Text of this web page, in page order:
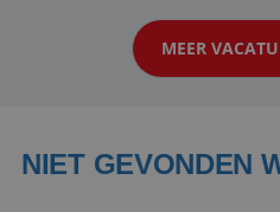
op zoek naar een
MEER
NIET GEVONDEN